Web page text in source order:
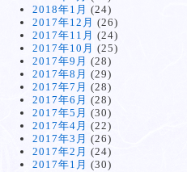
2018年1月 (24)
2017年12月 (26)
2017年11月 (24)
2017年10月 (25)
2017年9月 (28)
2017年8月 (29)
2017年7月 (28)
2017年6月 (28)
2017年5月 (30)
2017年4月 (22)
2017年3月 (26)
2017年2月 (24)
2017年1月 (30)